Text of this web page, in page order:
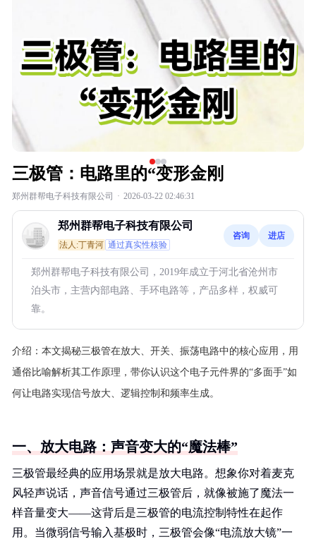
三极管：电路里的“变形金刚
郑州群帮电子科技有限公司 · 2026-03-22 02:46:31
郑州群帮电子科技有限公司
法人:丁青河 通过真实性核验
咨询 进店
郑州群帮电子科技有限公司，2019年成立于河北省沧州市
泊头市，主营内部电路、手环电路等，产品多样，权威可
靠。
介绍： 本文揭秘三极管在放大、开关、振荡电路中的核心应用，用
通俗比喻解析其工作原理，带你认识这个电子元件界的“多面手”如
何让电路实现信号放大、逻辑控制和频率生成。
一、放大电路：声音变大的“魔法棒”
三极管最经典的应用场景就是放大电路。想象你对着麦克
风轻声说话，声音信号通过三极管后，就像被施了魔法一
样音量变大——这背后是三极管的电流控制特性在起作
用。当微弱信号输入基极时，三极管会像“电流放大镜”一